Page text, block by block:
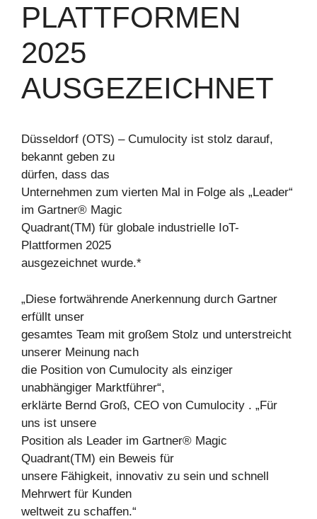
PLATTFORMEN
2025
AUSGEZEICHNET
Düsseldorf (OTS) – Cumulocity ist stolz darauf,
bekannt geben zu
dürfen, dass das
Unternehmen zum vierten Mal in Folge als „Leader“
im Gartner® Magic
Quadrant(TM) für globale industrielle IoT-
Plattformen 2025
ausgezeichnet wurde.*
„Diese fortwährende Anerkennung durch Gartner
erfüllt unser
gesamtes Team mit großem Stolz und unterstreicht
unserer Meinung nach
die Position von Cumulocity als einziger
unabhängiger Marktführer“,
erklärte Bernd Groß, CEO von Cumulocity . „Für
uns ist unsere
Position als Leader im Gartner® Magic
Quadrant(TM) ein Beweis für
unsere Fähigkeit, innovativ zu sein und schnell
Mehrwert für Kunden
weltweit zu schaffen.“